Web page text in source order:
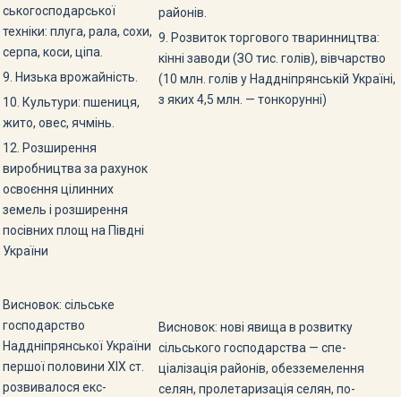
ськогосподарської
техніки: плуга, рала, сохи,
серпа, коси, ціпа.
9. Низька врожайність.
10. Культури: пшениця,
жито, овес, ячмінь.
12. Розширення
виробництва за рахунок
освоєння цілинних
земель і розширення
посівних площ на Півдні
України
районів.
9. Розвиток торгового тваринницт­ва:
кінні заводи (ЗО тис. голів), вівчарство
(10 млн. голів у Наддні­прянській Україні,
з яких 4,5 млн. — тонкорунні)
Висновок: сільське
господарство
Наддніпрянської України
першої половини XIX ст.
розвивалося екс­
Висновок: нові явища в розвит­ку
сільського господарства — спе­
ціалізація районів, обезземелення
селян, пролетаризація селян, по­